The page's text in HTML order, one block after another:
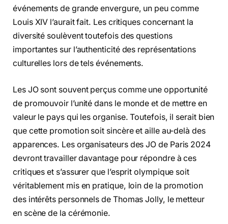
événements de grande envergure, un peu comme
Louis XIV l’aurait fait. Les critiques concernant la
diversité soulèvent toutefois des questions
importantes sur l’authenticité des représentations
culturelles lors de tels événements.
Les JO sont souvent perçus comme une opportunité
de promouvoir l’unité dans le monde et de mettre en
valeur le pays qui les organise. Toutefois, il serait bien
que cette promotion soit sincère et aille au-delà des
apparences. Les organisateurs des JO de Paris 2024
devront travailler davantage pour répondre à ces
critiques et s’assurer que l’esprit olympique soit
véritablement mis en pratique, loin de la promotion
des intérêts personnels de Thomas Jolly, le metteur
en scène de la cérémonie.